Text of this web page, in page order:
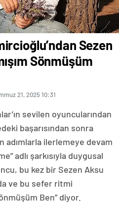
Sezen
Sönmüşüm
21, 2025 10:31
sevilen oyuncularından
başarısından sonra
adımlarla ilerlemeye devam
adlı şarkısıyla duygusal
bu kez bir Sezen Aksu
ve bu sefer ritmi
Ben” diyor.